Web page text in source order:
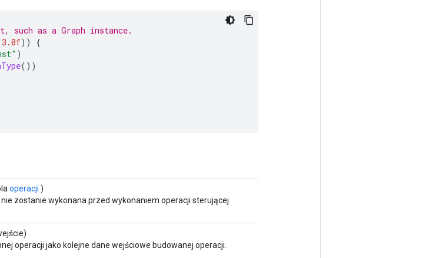
such as a Graph instance.
3.0f))
{
)
())
operacji )
zostanie wykonana przed wykonaniem operacji sterującej.
operacji jako kolejne dane wejściowe budowanej operacji.